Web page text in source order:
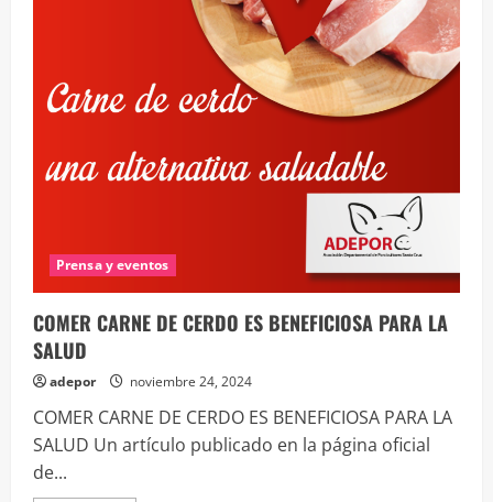
Prensa y eventos
COMER CARNE DE CERDO ES BENEFICIOSA PARA LA
SALUD
adepor noviembre 24, 2024
COMER CARNE DE CERDO ES BENEFICIOSA PARA LA
SALUD Un artículo publicado en la página oficial
de...